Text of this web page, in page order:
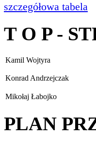
szczegółowa tabela
T O P -
Kamil Wojtyra
Konrad Andrzejczak
Mikołaj Łabojko
PLAN